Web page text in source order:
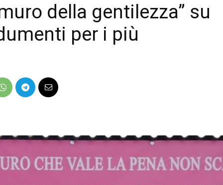
della gentilezza” su
per i più